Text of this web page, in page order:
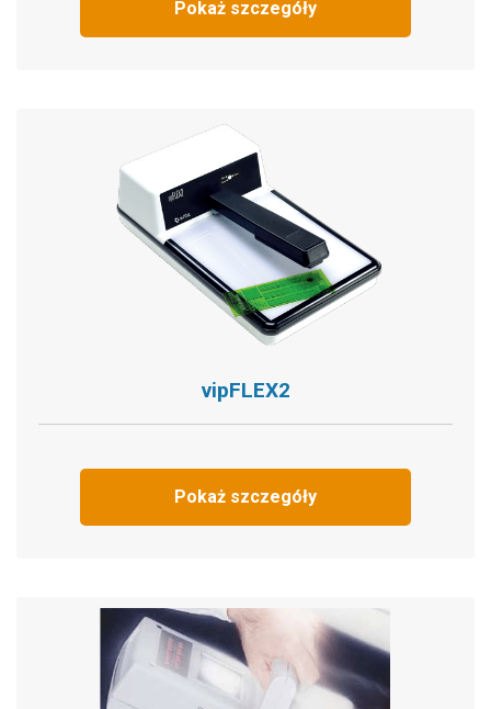
Pokaż szczegóły
vipFLEX2
Pokaż szczegóły